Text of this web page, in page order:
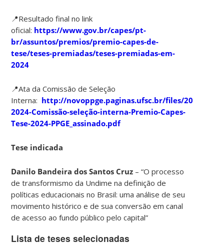
📍Resultado final no link
oficial: https://www.gov.br/capes/pt-
br/assuntos/premios/premio-capes-de-
tese/teses-premiadas/teses-premiadas-em-
2024
📍Ata da Comissão de Seleção
Interna: http://novoppge.paginas.ufsc.br/files/2024/03/
2024-Comissão-seleção-interna-Premio-Capes-
Tese-2024-PPGE_assinado.pdf
Tese indicada
Danilo Bandeira dos Santos Cruz – “O processo
de transformismo da Undime na definição de
políticas educacionais no Brasil: uma análise de seu
movimento histórico e de sua conversão em canal
de acesso ao fundo público pelo capital”
Lista de teses selecionadas